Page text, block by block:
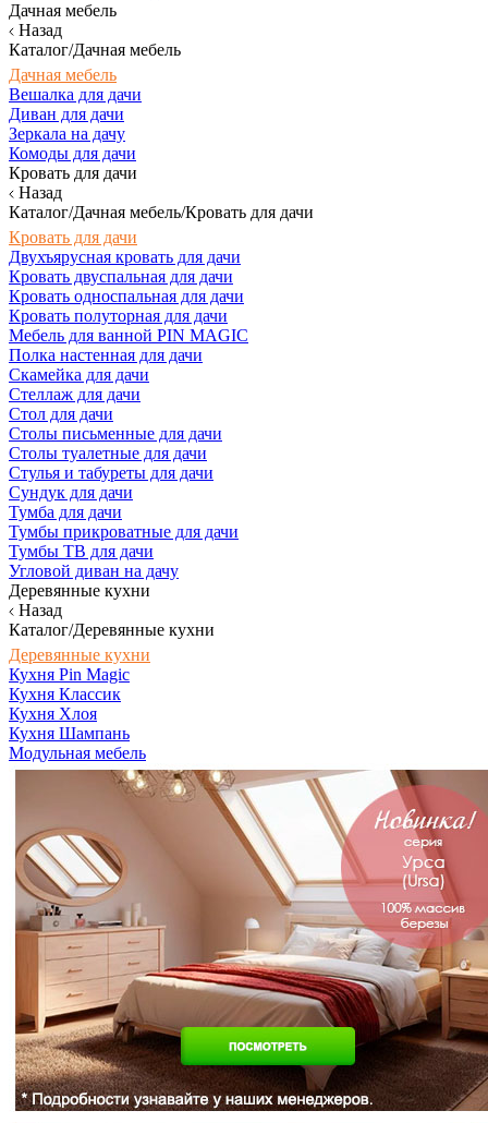
Дачная мебель
Назад
Каталог/Дачная мебель
Дачная мебель
Вешалка для дачи
Диван для дачи
Зеркала на дачу
Комоды для дачи
Кровать для дачи
Назад
Каталог/Дачная мебель/Кровать для дачи
Кровать для дачи
Двухъярусная кровать для дачи
Кровать двуспальная для дачи
Кровать односпальная для дачи
Кровать полуторная для дачи
Мебель для ванной PIN MAGIC
Полка настенная для дачи
Скамейка для дачи
Стеллаж для дачи
Стол для дачи
Столы письменные для дачи
Столы туалетные для дачи
Стулья и табуреты для дачи
Сундук для дачи
Тумба для дачи
Тумбы прикроватные для дачи
Тумбы ТВ для дачи
Угловой диван на дачу
Деревянные кухни
Назад
Каталог/Деревянные кухни
Деревянные кухни
Кухня Pin Magic
Кухня Классик
Кухня Хлоя
Кухня Шампань
Модульная мебель